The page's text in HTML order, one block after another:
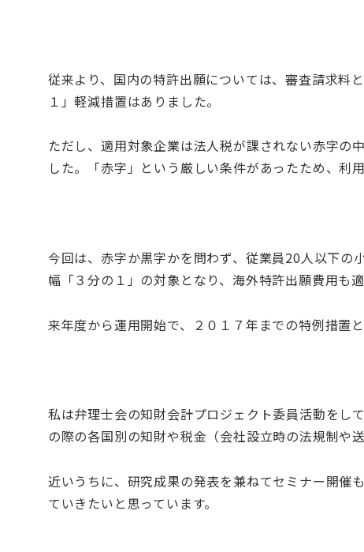
従来より、国内の特許出願については、審査請求料
１」軽減措置はありました。
ただし、適用対象企業は法人税が課されない赤字の
した。「赤字」という厳しい条件があったため、利
今回は、赤字か黒字かを問わず、従業員20人以下
幅「３分の１」の対象となり、海外特許出願費用も適
来年度から運用開始で、２０１７年までの特例措置
私は弁理士会の知財会計プロジェクト委員活動をし
の際の各国別の知財や税金（会社設立時の法規制や
近いうちに、研究成果の発表を兼ねてセミナー開催
ていきたいと思っています。